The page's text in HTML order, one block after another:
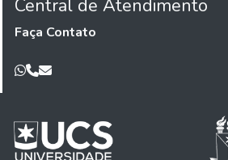
Central de Atendimento
Faça Contato